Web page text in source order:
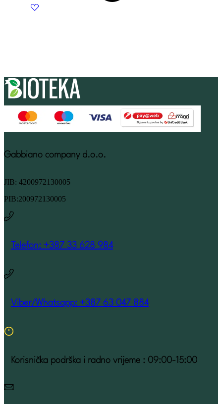
Gabbiano company d.o.o.
JIB: 4200972130005
PIB:200972130005
Telefon: +387 33 628 984
Viber/Whatsapp: +387 63 047 884
Korisnička podrška i radno vrijeme : 09:00-15:00